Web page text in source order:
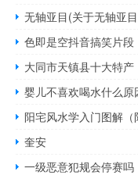
无轴亚目(关于无轴亚
色即是空抖音搞笑片段
大同市天镇县十大特产
婴儿不喜欢喝水什么原
阳宅风水学入门图解（
奎安
一级恶意犯规会停赛吗